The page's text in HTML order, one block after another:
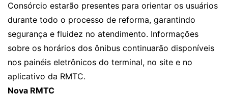
Consórcio estarão presentes para orientar os usuários
durante todo o processo de reforma, garantindo
segurança e fluidez no atendimento. Informações
sobre os horários dos ônibus continuarão disponíveis
nos painéis eletrônicos do terminal, no site e no
aplicativo da RMTC.
Nova RMTC